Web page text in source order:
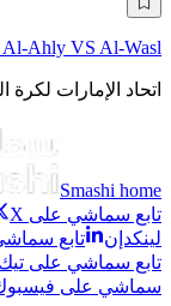
Al-Ahly VS Al-Wasl
اتحاد الإمارات
Smashi home
تابع سماشي على X
لينكدإن
تابع
تابع سماشي على
سماشي على